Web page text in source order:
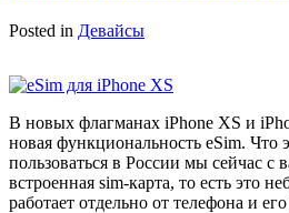
Posted in Девайсы
В новых флагманах iPhone XS и
новая функциональность eSim. Что
пользоваться в России мы сейчас с
встроенная sim-карта, то есть это
работает отдельно от телефона и